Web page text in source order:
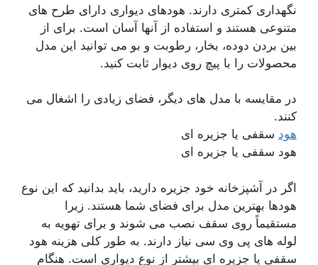
نگهداری کمتری دارند. هودهای دیواری دارای طرح های
متنوعی هستند و استفاده از آنها آسان است. برای از
بین بردن دوده، بخار، رطوبت و بو می توانید این مدل
محصولات را با پیچ روی دیوار ثابت کنید.
در مقایسه با مدل های دیگر، فضای زیادی را اشغال می
کنند.
هود سقفی یا جزیره ای
هود سقفی یا جزیره ای
اگر در آشپزخانه خود جزیره دارید، باید بدانید که این نوع
هودها بهترین مدل برای فضای شما هستند. زیرا
مستقیماً روی سقف نصب می شوند و برای تهویه به
لوله های پی وی سی نیاز دارند. به طور کلی هزینه هود
سقفی یا جزیره ای بیشتر از نوع دیواری است. هنگام